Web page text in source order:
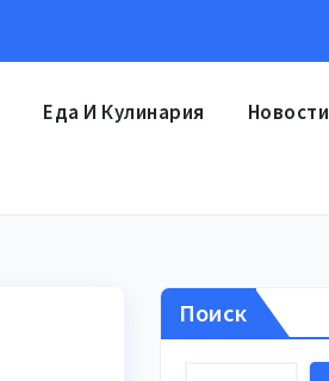
Еда И Кулинария Новости
Поиск